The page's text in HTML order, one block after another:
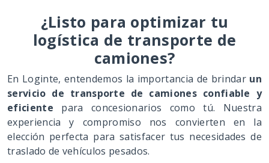
¿Listo para optimizar tu
logística de transporte de
camiones?
En Loginte, entendemos la importancia de brindar un
servicio de transporte de camiones confiable y
eficiente para concesionarios como tú. Nuestra
experiencia y compromiso nos convierten en la
elección perfecta para satisfacer tus necesidades de
traslado de vehículos pesados.